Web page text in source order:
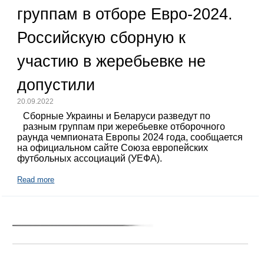
группам в отборе Евро-2024.
Российскую сборную к
участию в жеребьевке не
допустили
20.09.2022
Сборные Украины и Беларуси разведут по
разным группам при жеребьевке отборочного
раунда чемпионата Европы 2024 года, сообщается
на официальном сайте Союза европейских
футбольных ассоциаций (УЕФА).
Read more